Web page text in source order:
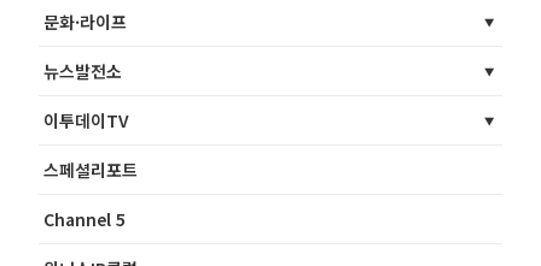
문화·라이프
뉴스발전소
이투데이TV
스페셜리포트
Channel 5